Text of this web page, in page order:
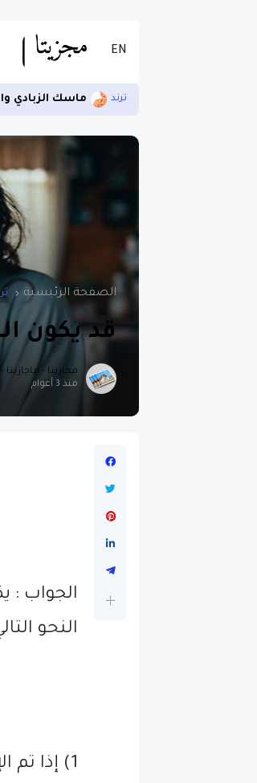
EN
ترند ماسك الزبادي
الصفحة الرئيسية
قد يكون
مجازيتا - ماجازيتا
منذ 3 أعوام
الجواب :
النحو
1) إذا